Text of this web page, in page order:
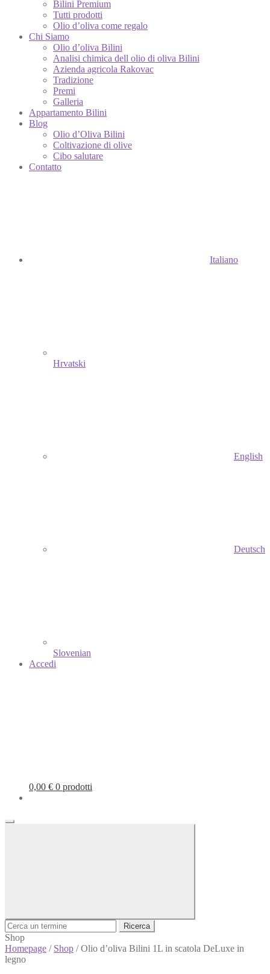
Bilini Premium
Tutti prodotti
Olio d’oliva come regalo
Chi Siamo
Olio d’oliva Bilini
Analisi chimica dell olio di oliva Bilini
Azienda agricola Rakovac
Tradizione
Premi
Galleria
Appartamento Bilini
Blog
Olio d’Oliva Bilini
Coltivazione di olive
Cibo salutare
Contatto
Italiano
Hrvatski
English
Deutsch
Slovenian
Accedi
0,00 € 0 prodotti
Ricerca
Shop
Homepage / Shop /Olio d’oliva Bilini 1L in scatola DeLuxe in
legno